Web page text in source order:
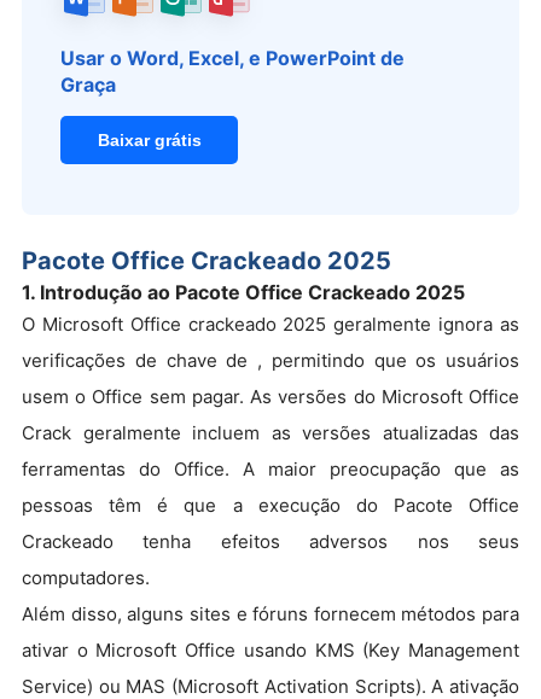
Usar o Word, Excel, e PowerPoint de
Graça
Baixar grátis
Pacote Office Crackeado 2025
1. Introdução ao Pacote Office Crackeado 2025
O Microsoft Office crackeado 2025 geralmente ignora as
verificações de chave de , permitindo que os usuários
usem o Office sem pagar. As versões do Microsoft Office
Crack geralmente incluem as versões atualizadas das
ferramentas do Office. A maior preocupação que as
pessoas têm é que a execução do Pacote Office
Crackeado tenha efeitos adversos nos seus
computadores.
Além disso, alguns sites e fóruns fornecem métodos para
ativar o Microsoft Office usando KMS (Key Management
Service) ou MAS (Microsoft Activation Scripts). A ativação